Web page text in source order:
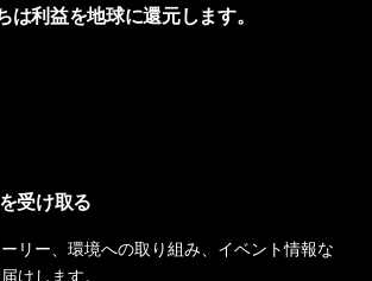
は利益を地球に還元します。
受け取る
リー、環境への取り組み、イベント情報な
けします。